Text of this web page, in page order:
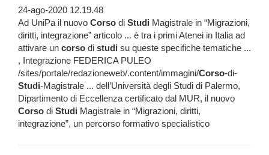
24-ago-2020 12.19.48
Ad UniPa il nuovo Corso di Studi Magistrale in “Migrazioni,
diritti, integrazione” articolo ... è tra i primi Atenei in Italia ad
attivare un corso di studi su queste specifiche tematiche ...
, Integrazione FEDERICA PULEO
/sites/portale/redazioneweb/.content/immagini/Corso-di-
Studi-Magistrale ... dell’Università degli Studi di Palermo,
Dipartimento di Eccellenza certificato dal MUR, il nuovo
Corso di Studi Magistrale in “Migrazioni, diritti,
integrazione”, un percorso formativo specialistico